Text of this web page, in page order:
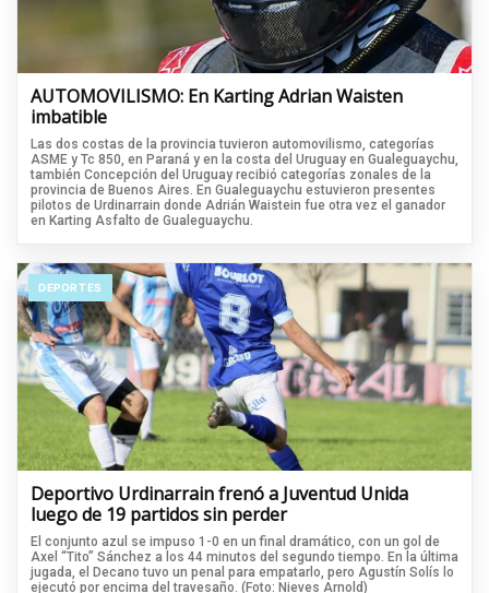
AUTOMOVILISMO: En Karting Adrian Waisten
imbatible
Las dos costas de la provincia tuvieron automovilismo, categorías
ASME y Tc 850, en Paraná y en la costa del Uruguay en Gualeguaychu,
también Concepción del Uruguay recibió categorías zonales de la
provincia de Buenos Aires. En Gualeguaychu estuvieron presentes
pilotos de Urdinarrain donde Adrián Waistein fue otra vez el ganador
en Karting Asfalto de Gualeguaychu.
DEPORTES
Deportivo Urdinarrain frenó a Juventud Unida
luego de 19 partidos sin perder
El conjunto azul se impuso 1-0 en un final dramático, con un gol de
Axel “Tito” Sánchez a los 44 minutos del segundo tiempo. En la última
jugada, el Decano tuvo un penal para empatarlo, pero Agustín Solís lo
ejecutó por encima del travesaño. (Foto: Nieves Arnold)